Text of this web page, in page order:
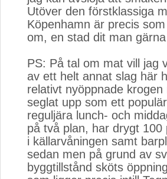
Utöver den förstklassiga
Köpenhamn är precis
om, en stad dit man
PS: På tal om mat vill jag
av ett helt annat slag här
relativt nyöppnade krogen
seglat upp som ett
reguljära lunch- och
på två plan, har drygt
i källarvåningen samt
sedan men på grund av
byggtillstånd sköts